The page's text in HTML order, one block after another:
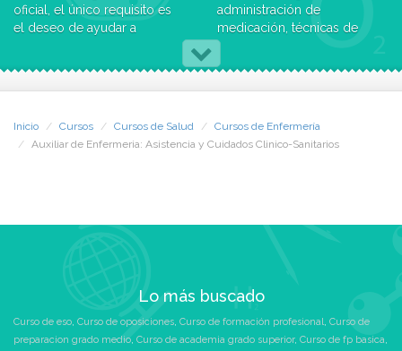
oficial, el único requisito es
el deseo de ayudar a
1. Capacitar al alumno para la
preparación y el apoyo en
las intervenciones de
atención a los dependientes
y a su entorno institucional
administración de
medicación, técnicas de
traslado y técnicas sanitarias
básicas de de urgencias y
sanitarias de los usuarios y
de sus habitaciones en el
centro atención a la
dependencia.
Inicio Cursos Cursos de Salud
Cursos de Enfermería
Auxiliar de Enfermeria: Asistencia y Cuidados Clinico-Sanitarios
Lo más buscado
Curso de eso, Curso de oposiciones, Curso de formación profesional, Curso de
preparacion grado medio, Curso de academia grado superior, Curso de fp basica,